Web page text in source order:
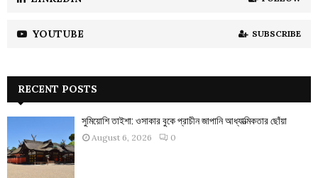
YOUTUBE SUBSCRIBE
RECENT POSTS
সুমিয়োশি তাইশা: ওসাকার বুকে প্রাচীন জাপানি আধ্যাত্মিকতার ছোঁয়া
August 6, 2026 0